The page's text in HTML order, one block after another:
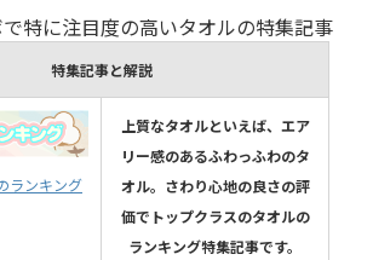
特に注目度の高いタオルの特集記事
特集記事と解説
ランキング
上質なタオルといえば、エア
リー感のあるふわっふわのタ
オル。さわり心地の良さの評
価でトップクラスのタオルの
ランキング特集記事です。